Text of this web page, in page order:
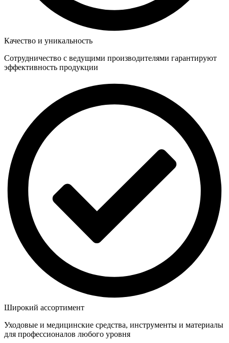
Качество и уникальность
Сотрудничество с ведущими производителями гарантируют
эффективность продукции
Широкий ассортимент
Уходовые и медицинские средства, инструменты и материалы
для профессионалов любого уровня